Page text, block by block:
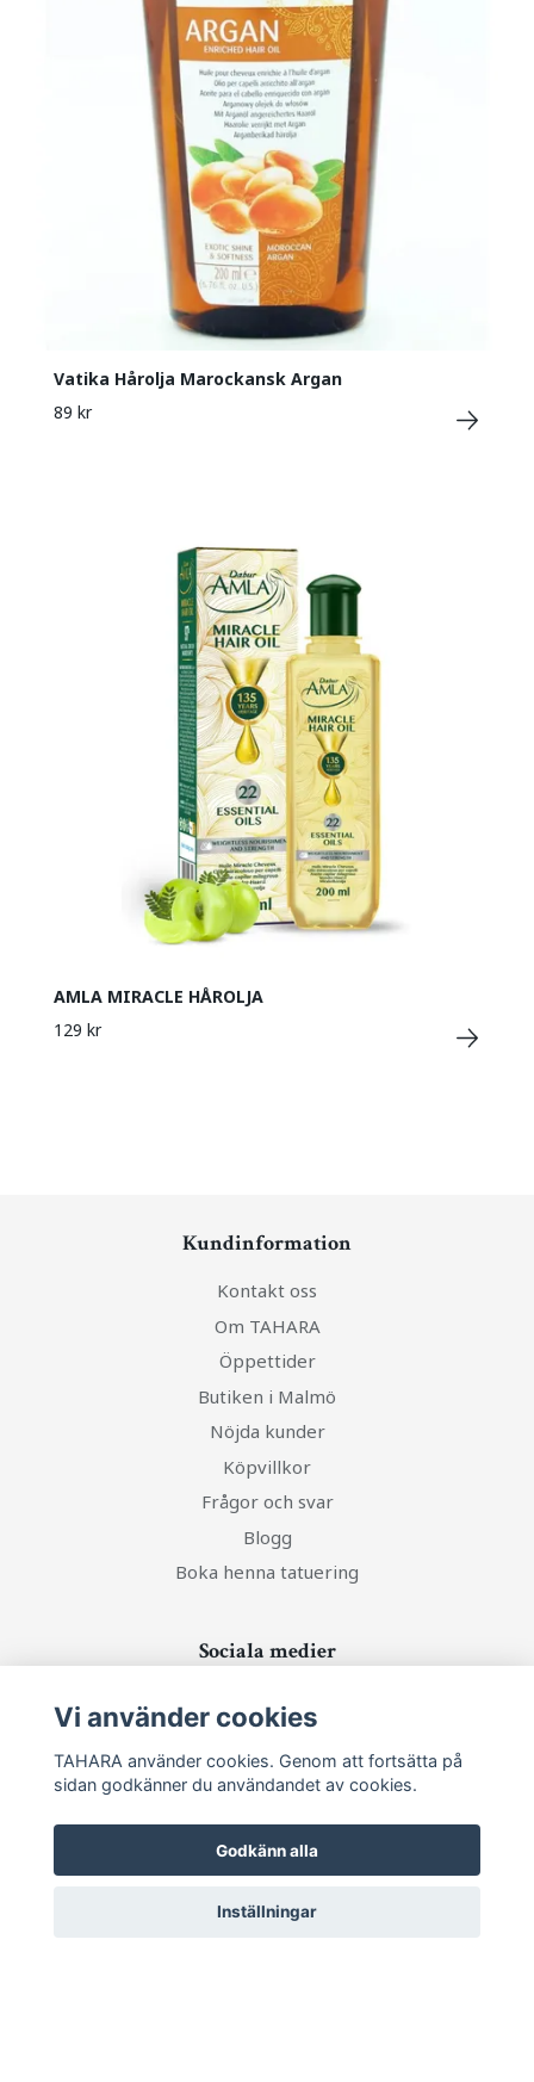
Vatika Hårolja Marockansk Argan
89 kr
AMLA MIRACLE HÅROLJA
129 kr
Kundinformation
Kontakt oss
Om TAHARA
Öppettider
Butiken i Malmö
Nöjda kunder
Köpvillkor
Frågor och svar
Blogg
Boka henna tatuering
Sociala medier
Ta del av senaste nytt och unika erbjudanden!
Vi använder cookies
TAHARA använder cookies. Genom att fortsätta på
sidan godkänner du användandet av cookies.
Godkänn alla
Inställningar